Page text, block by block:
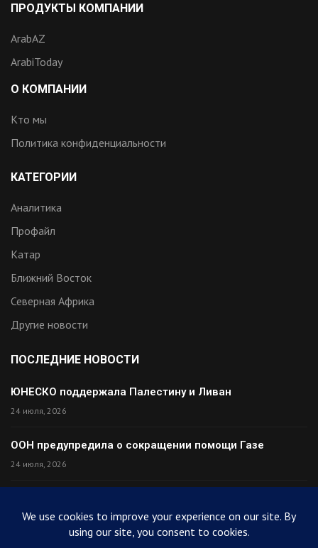
ПРОДУКТЫ КОМПАНИИ
ArabAZ
ArabiToday
О КОМПАНИИ
Кто мы
Политика конфиденциальности
КАТЕГОРИИ
Аналитика
Профайл
Катар
Ближний Восток
Северная Африка
Другие новости
ПОСЛЕДНИЕ НОВОСТИ
ЮНЕСКО поддержала Палестину и Ливан
24 июля, 2026
ООН предупредила о сокращении помощи Газе
24 июля, 2026
24 июля, 2026